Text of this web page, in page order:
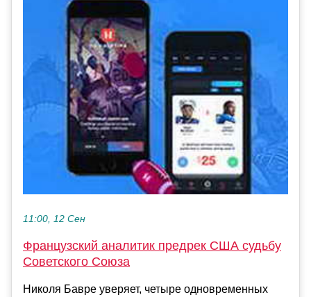
11:00, 12 Сен
Французский аналитик предрек США судьбу
Советского Союза
Николя Бавре уверяет, четыре одновременных